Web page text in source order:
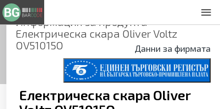
Информация за продукта
Електрическа скара Oliver Voltz
OV51015O
Данни за фирмата
Електрическа скара Oliver
Общи условия
Декларация за проверителност
Заснемане на продукти
Контакти